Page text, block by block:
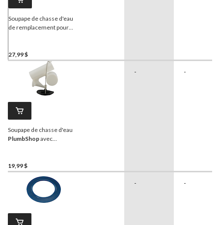
Soupape de chasse d'eau
de remplacement pour
27,99 $
Soupape de chasse d'eau
PlumbShopavec
19,99 $
- -
- -